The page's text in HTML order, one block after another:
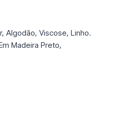
Algodão, Viscose, Linho.
Madeira Preto,